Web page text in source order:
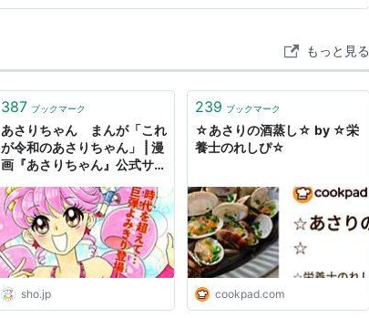
もっと見る
387 ブックマーク
あさりちゃん まんが「これ
が令和のあさりちゃん」 | 漫
画『あさりちゃん』公式サイ
sho.jp
239 ブックマーク
☆あさりの酒蒸し☆ by ☆栄
養士のれしぴ☆
cookpad.com